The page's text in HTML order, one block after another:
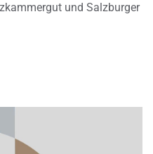
und Salzburger